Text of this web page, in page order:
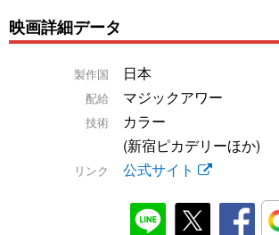
映画詳細データ
製作国 日本
配給 マジックアワー
技術
カラー
(新宿ピカデリーほか)
リンク 公式サイト